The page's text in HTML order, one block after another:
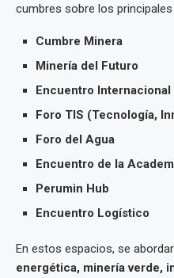
cumbres sobre los
Cumbre Minera
Minería del Futuro
Encuentro Internacional
Foro TIS (Tecnología,
Foro del Agua
Encuentro de la
Perumin Hub
Encuentro Logístico
En estos espacios, se
energética, minería verde,